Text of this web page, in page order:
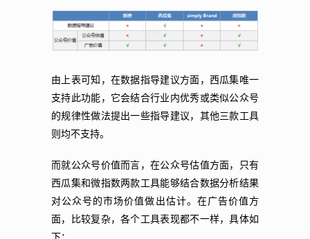
由上表可知，在数据指导建议方面，西瓜集唯一
支持此功能，它会结合行业内优秀或类似公众号
的规律性做法提出一些指导建议，其他三款工具
则均不支持。
而就公众号价值而言，在公众号估值方面，只有
西瓜集和微指数两款工具能够结合数据分析结果
对公众号的市场价值做出估计。在广告价值方
面，比较复杂，各个工具表现都不一样，具体如